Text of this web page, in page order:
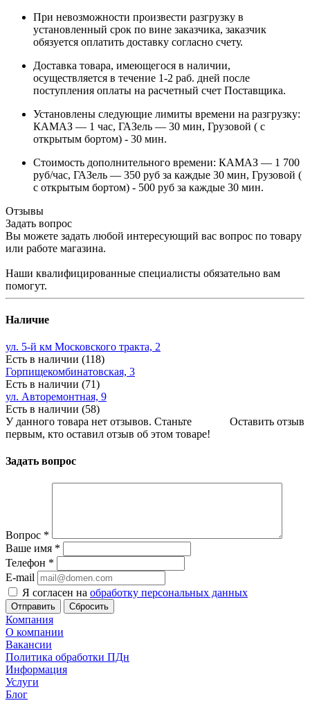
При невозможности произвести разгрузку в
установленный срок по вине заказчика, заказчик
обязуется оплатить доставку согласно счету.
Доставка товара, имеющегося в наличии,
осуществляется в течение 1-2 раб. дней после
поступления оплаты на расчетный счет Поставщика.
Установлены следующие лимиты времени на разгрузку:
КАМАЗ — 1 час, ГАЗель — 30 мин, Грузовой ( с
открытым бортом) - 30 мин.
Стоимость дополнительного времени: КАМАЗ — 1 700
руб/час, ГАЗель — 350 руб за каждые 30 мин, Грузовой (
с открытым бортом) - 500 руб за каждые 30 мин.
Отзывы
Задать вопрос
Вы можете задать любой интересующий вас вопрос по товару
или работе магазина.
Наши квалифицированные специалисты обязательно вам
помогут.
Наличие
ул. 5-й км Московского тракта, 2
Есть в наличии (118)
Горпищекомбинатовская, 3
Есть в наличии (71)
ул. Авторемонтная, 9
Есть в наличии (58)
Оставить отзыв
У данного товара нет отзывов. Станьте
первым, кто оставил отзыв об этом товаре!
Задать вопрос
Вопрос *
Ваше имя *
Телефон *
E-mail
Я согласен на обработку персональных данных
Сбросить
Компания
О компании
Вакансии
Политика обработки ПДн
Информация
Услуги
Блог